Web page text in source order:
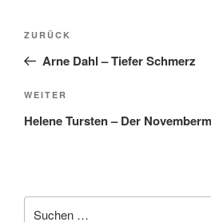
Beitragsnavigation
Vorheriger
Beitrag
ZURÜCK
Arne Dahl – Tiefer Schmerz
Nächster
Beitrag
WEITER
Helene Tursten – Der